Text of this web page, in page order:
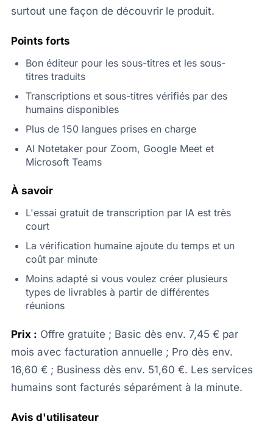
surtout une façon de découvrir le produit.
Points forts
Bon éditeur pour les sous-titres et les sous-
titres traduits
Transcriptions et sous-titres vérifiés par des
humains disponibles
Plus de 150 langues prises en charge
AI Notetaker pour Zoom, Google Meet et
Microsoft Teams
À savoir
L'essai gratuit de transcription par IA est très
court
La vérification humaine ajoute du temps et un
coût par minute
Moins adapté si vous voulez créer plusieurs
types de livrables à partir de différentes
réunions
Prix : Offre gratuite ; Basic dès env. 7,45 € par
mois avec facturation annuelle ; Pro dès env.
16,60 € ; Business dès env. 51,60 €. Les services
humains sont facturés séparément à la minute.
Avis d'utilisateur